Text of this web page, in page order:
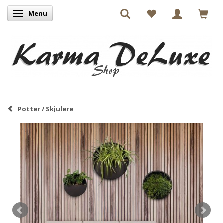
Skifte navigation
Menu
Potter / Skjulere